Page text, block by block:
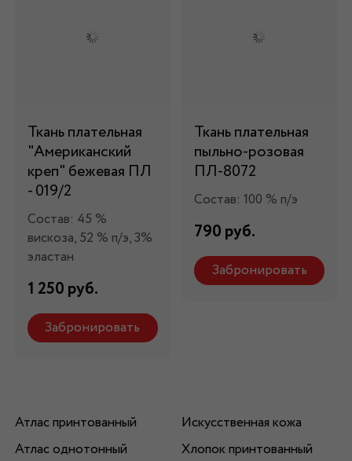
Ткань плательная
"Американский
креп" бежевая ПЛ
- 019/2
Состав: 45 %
вискоза, 52 % п/э, 3%
эластан
1 250 руб.
Забронировать
Ткань плательная
пыльно-розовая
ПЛ-8072
Состав: 100 % п/э
790 руб.
Забронировать
Атлас принтованный
Атлас однотонный
Искусственная кожа
Хлопок принтованный